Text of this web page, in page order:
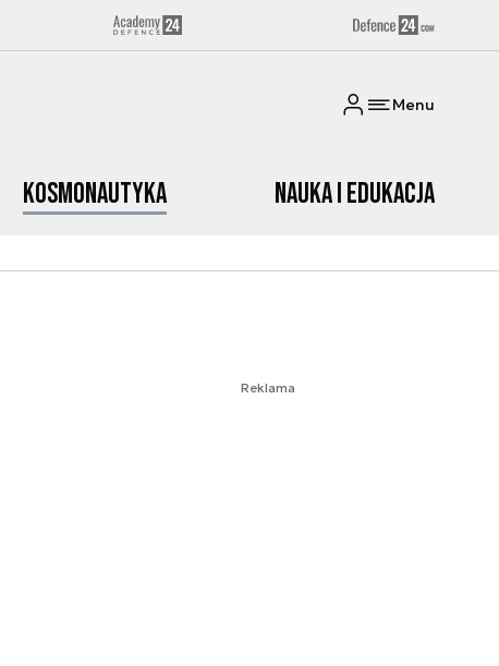
Menu
Kosmonautyka Nauka i edukacja
Reklama